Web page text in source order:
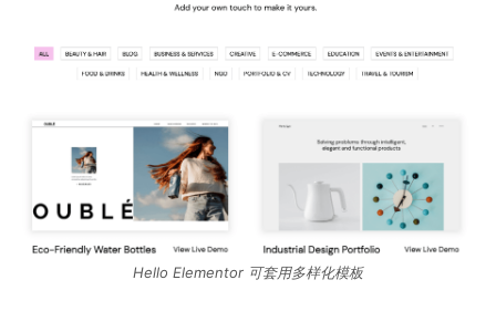
Hello Elementor 可套用多样化模板